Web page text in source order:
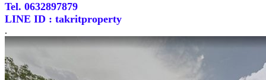
Tel. 0632897879
LINE ID : takritproperty
.